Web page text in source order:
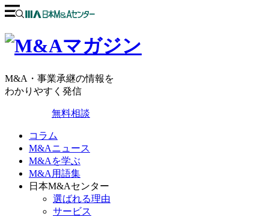
M&A・事業承継の情報を
わかりやすく発信
無料相談
コラム
M&Aニュース
M&Aを学ぶ
M&A用語集
日本M&Aセンター
選ばれる理由
サービス